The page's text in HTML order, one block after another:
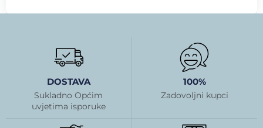
DOSTAVA
Sukladno Općim
uvjetima isporuke
100%
Zadovoljni kupci